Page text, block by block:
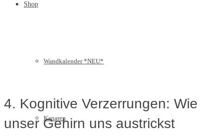
Shop
Wandkalender *NEU*
Kanaren
4. Kognitive Verzerrungen: Wie
unser Gehirn uns austrickst